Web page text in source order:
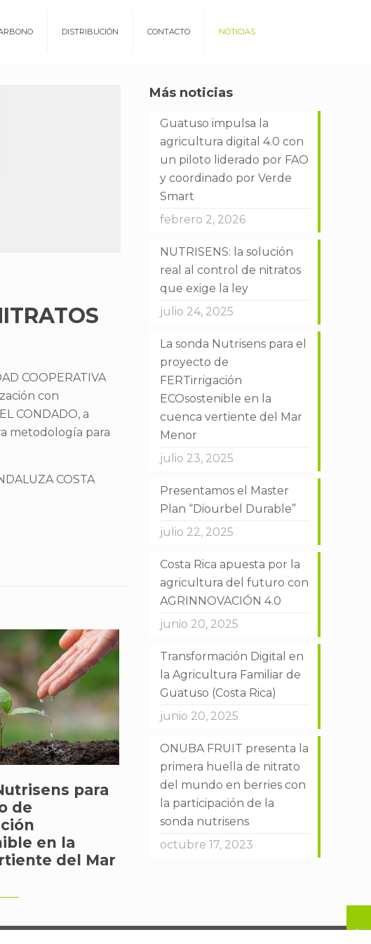
DISTRIBUCIÓN CONTACTO NOTICIAS
COOPERATIVA
con
CONDADO, a
metodología para
COSTA
para
de
en la
del Mar
Más noticias
Guatuso impulsa la
agricultura digital 4.0 con
un piloto liderado por FAO
y coordinado por Verde
Smart
febrero 2, 2026
NUTRISENS: la solución
real al control de nitratos
que exige la ley
julio 24, 2025
La sonda Nutrisens para el
proyecto de
FERTirrigación
ECOsostenible en la
cuenca vertiente del Mar
Menor
julio 23, 2025
Presentamos el Master
Plan “Diourbel Durable”
julio 22, 2025
Costa Rica apuesta por la
agricultura del futuro con
AGRINNOVACIÓN 4.0
junio 20, 2025
Transformación Digital en
la Agricultura Familiar de
Guatuso (Costa Rica)
junio 20, 2025
ONUBA FRUIT presenta la
primera huella de nitrato
del mundo en berries con
la participación de la
sonda nutrisens
octubre 17, 2023